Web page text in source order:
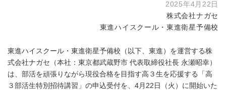
2025年4月22日
株式会社ナガセ
東進ハイスクール・東進衛星予備校
東進ハイスクール・東進衛星予備校（以下、東進）を運営する株
式会社ナガセ（本社：東京都武蔵野市 代表取締役社長 永瀬昭幸）
は、部活を頑張りながら現役合格を目指す高３生を応援する「高
３部活生特別招待講習」の申込受付を、4月22日（火）に開始いた